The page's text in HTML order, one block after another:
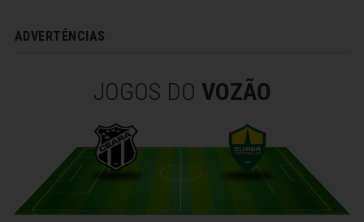
ADVERTÊNCIAS
JOGOS DO VOZÃO